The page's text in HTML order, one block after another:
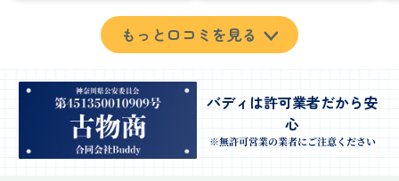
が集めた物や古い家具が
多く、自分たちだけでは
どうにもならない状態で
んが手際よく片付けてく
れたので、部屋が驚くほ
どスッキリしました。自
分では手が回らなかった
場所も含め、プロの力を
とができました。特に、
古い家具や壊れた家電な
ど、処分が難しいものが
きました。
当日は2名のスタッフが来
てくださり、作業の流れ
もっと口コミを見る
バディは許可業者だから安
心
※無許可営業の業者にご注意ください